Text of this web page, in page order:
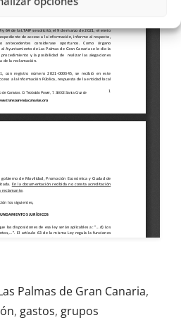
Palmas de Gran Canaria,
, gastos, grupos